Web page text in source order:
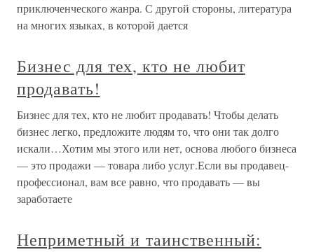
приключенческого жанра. С другой стороны, литература
на многих языках, в которой дается
Бизнес для тех, кто не любит
продавать!
Бизнес для тех, кто не любит продавать! Чтобы делать
бизнес легко, предложите людям то, что они так долго
искали…Хотим мы этого или нет, основа любого бизнеса
— это продажи — товара либо услуг.Если вы продавец-
профессионал, вам все равно, что продавать — вы
заработаете
Неприметный и таинственный: